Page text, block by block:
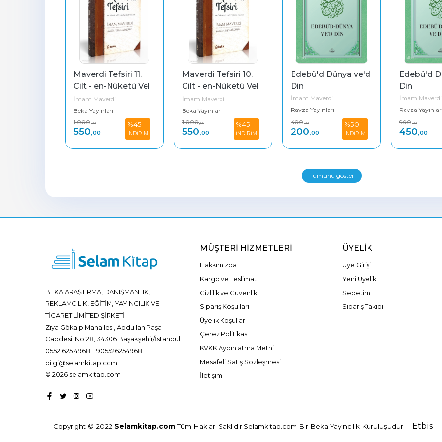
Maverdi Tefsiri 11.
Cilt - en-Nüketü Vel
Uyun Tefsirul
Maverdi
İmam Maverdi
Beka Yayınları
%45
İNDİRİM
1.000,00
550,00
Maverdi Tefsiri 10.
Cilt - en-Nüketü Vel
Uyun Tefsirul
Maverdi
İmam Maverdi
Beka Yayınları
%45
İNDİRİM
1.000,00
550,00
Edebü'd Dünya ve'd
Din
İmam Maverdi
Ravza Yayınları
%50
İNDİRİM
400,00
200,00
Edebü'd
Din
İmam Maverdi
Ravza Yayınları
900,00
450,00
Tümünü göster
BEKA ARAŞTIRMA, DANIŞMANLIK,
REKLAMCILIK, EĞİTİM, YAYINCILIK VE
TİCARET LİMİTED ŞİRKETİ
Ziya Gökalp Mahallesi, Abdullah Paşa
Caddesi. No:28, 34306 Başakşehir/İstanbul
0552 625 4968
905526254968
bilgi@selamkitap.com
© 2026 selamkitap.com
MÜŞTERI HIZMETLERI
Hakkımızda
Kargo ve Teslimat
Gizlilik ve Güvenlik
Sipariş Koşulları
Üyelik Koşulları
Çerez Politikası
KVKK Aydınlatma Metni
Mesafeli Satış Sözleşmesi
İletişim
ÜYELIK
Üye Girişi
Yeni Üyelik
Sepetim
Sipariş Takibi
Copyright © 2022 Selamkitap.comTüm Hakları Saklıdır.Selamkitap.com Bir Beka Yayıncılık Kuruluşudur. Etbis